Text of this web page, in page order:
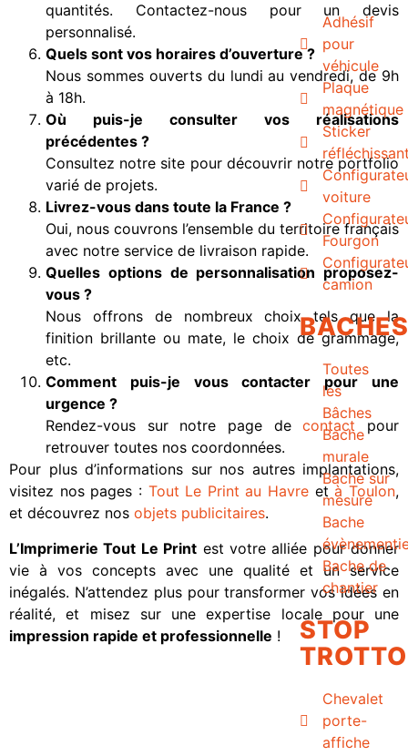
Adhésif
pour
véhicule
Plaque
magnétique
Sticker
voiture
Fourgon
camion
BACHES
Toutes
les
Bâches
Bache
murale
Bache sur
mesure
Bache
Bache de
chantier
STOP
Chevalet
porte-
affiche
quantités. Contactez-nous pour un devis
personnalisé.
Quels sont vos horaires d’ouverture ?
Nous sommes ouverts du lundi au vendredi, de 9h
à 18h.
Où puis-je consulter vos réalisations
précédentes ?
Consultez notre site pour découvrir notre portfolio
varié de projets.
Livrez-vous dans toute la France ?
Oui, nous couvrons l’ensemble du territoire français
avec notre service de livraison rapide.
Quelles options de personnalisation proposez-
vous ?
Nous offrons de nombreux choix tels que la
finition brillante ou mate, le choix de grammage,
etc.
Comment puis-je vous contacter pour une
urgence ?
Rendez-vous sur notre page decontact pour
retrouver toutes nos coordonnées.
Pour plus d’informations sur nos autres implantations,
visitez nos pages : Tout Le Print au Havre età Toulon,
et découvrez nos objets publicitaires.
L’Imprimerie Tout Le Print est votre alliée pour donner
vie à vos concepts avec une qualité et un service
inégalés. N’attendez plus pour transformer vos idées en
réalité, et misez sur une expertise locale pour une
impression rapide et professionnelle !